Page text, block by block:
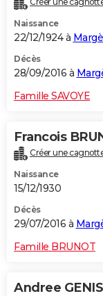
Naissance
22/12/1924 à
Décès
28/09/2016 à
Famille SAVOYE
Francois
Créer une
Naissance
15/12/1930
Décès
29/07/2016 à
Famille BRUNOT
Andree GENIS